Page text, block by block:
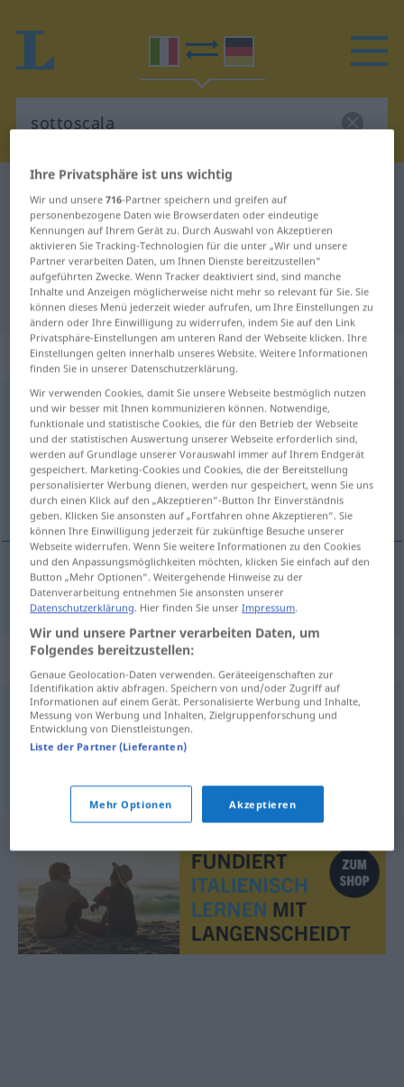
Italienisch-Deutsch Übersetzung
für "sottoscala"
"sottoscala" Deutsch Übersetzung
„sottoscala“: maschile
sottoscala [sottosˈkaːla]m <plinv>
Übersicht aller Übersetzungen
(Für mehr Details die Übersetzung anklicken/antippen)
Raum unter der Treppe
Raummunter derTreppe sottoscala
Beispielsätze für "sottoscala"
ricavareunripostigliodal sottoscala
denRaumunter derTreppe
Ihre Privatsphäre ist uns wichtig
Wir und unsere716-Partner speichern und greifen auf
personenbezogene Daten wie Browserdaten oder eindeutige
Kennungen auf Ihrem Gerät zu. Durch Auswahl von Akzeptieren
aktivieren Sie Tracking-Technologien für die unter „Wir und unsere
Partner verarbeiten Daten, um Ihnen Dienste bereitzustellen“
aufgeführten Zwecke. Wenn Tracker deaktiviert sind, sind manche
Inhalte und Anzeigen möglicherweise nicht mehr so relevant für Sie. Sie
können dieses Menü jederzeit wieder aufrufen, um Ihre Einstellungen zu
ändern oder Ihre Einwilligung zu widerrufen, indem Sie auf den Link
Privatsphäre-Einstellungen am unteren Rand der Webseite klicken. Ihre
Einstellungen gelten innerhalb unseres Website. Weitere Informationen
finden Sie in unserer Datenschutzerklärung.
Wir verwenden Cookies, damit Sie unsere Webseite bestmöglich nutzen
und wir besser mit Ihnen kommunizieren können. Notwendige,
funktionale und statistische Cookies, die für den Betrieb der Webseite
und der statistischen Auswertung unserer Webseite erforderlich sind,
werden auf Grundlage unserer Vorauswahl immer auf Ihrem Endgerät
gespeichert. Marketing-Cookies und Cookies, die der Bereitstellung
personalisierter Werbung dienen, werden nur gespeichert, wenn Sie uns
durch einen Klick auf den „Akzeptieren“-Button Ihr Einverständnis
geben. Klicken Sie ansonsten auf „Fortfahren ohne Akzeptieren“. Sie
können Ihre Einwilligung jederzeit für zukünftige Besuche unserer
Webseite widerrufen. Wenn Sie weitere Informationen zu den Cookies
und den Anpassungsmöglichkeiten möchten, klicken Sie einfach auf den
Button „Mehr Optionen“. Weitergehende Hinweise zu der
Datenverarbeitung entnehmen Sie ansonsten unserer
Datenschutzerklärung. Hier finden Sie unserImpressum.
Wir und unsere Partner verarbeiten Daten, um
Folgendes bereitzustellen:
Genaue Geolocation-Daten verwenden. Geräteeigenschaften zur
Identifikation aktiv abfragen. Speichern von und/oder Zugriff auf
Informationen auf einem Gerät. Personalisierte Werbung und Inhalte,
Messung von Werbung und Inhalten, Zielgruppenforschung und
Entwicklung von Dienstleistungen.
Liste der Partner (Lieferanten)
Mehr Optionen Akzeptieren